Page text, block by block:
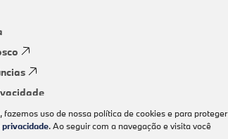
uso de nossa política de cookies e para proteger
. Ao seguir com a navegação e visita você